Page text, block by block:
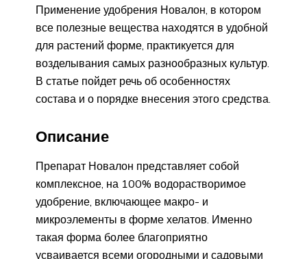
Применение удобрения Новалон, в котором
все полезные вещества находятся в удобной
для растений форме, практикуется для
возделывания самых разнообразных культур.
В статье пойдет речь об особенностях
состава и о порядке внесения этого средства.
Описание
Препарат Новалон представляет собой
комплексное, на 100% водорастворимое
удобрение, включающее макро- и
микроэлементы в форме хелатов. Именно
такая форма более благоприятно
усваивается всеми огородными и садовыми